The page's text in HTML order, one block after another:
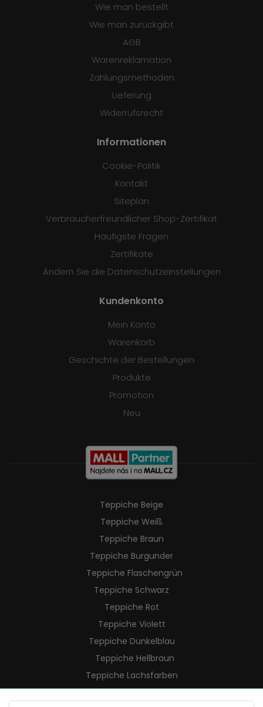
Wie man bestellt
Wie man zurückgibt
AGB
Warenreklamation
Zahlungsmethoden
Lieferung
Widerrufsrecht
Informationen
Cookie-Politik
Kontakt
Siteplan
Verbraucherfreundlicher Shop-Zertifikat
Häufigste Fragen
Zertifikate
Ändern Sie die Datenschutzeinstellungen
Kundenkonto
Mein Konto
Warenkorb
Geschichte der Bestellungen
Produkte
Promotion
Neu
Teppiche Beige
Teppiche Weiß
Teppiche Braun
Teppiche Burgunder
Teppiche Flaschengrün
Teppiche Schwarz
Teppiche Rot
Teppiche Violett
Teppiche Dunkelblau
Teppiche Hellbraun
Teppiche Lachsfarben
Teppiche Cremefarben